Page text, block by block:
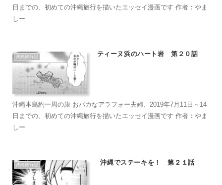
日までの、初めての沖縄旅行を描いたエッセイ漫画です 作者：やま
しー
沖縄旅行記 ティーヌ浜のハート岩 第２０話
沖縄本島約一周の旅 おバカなアラフォー夫婦、2019年7月11日～14
日までの、初めての沖縄旅行を描いたエッセイ漫画です 作者：やま
しー
沖縄旅行記 沖縄でステーキを！ 第２１話